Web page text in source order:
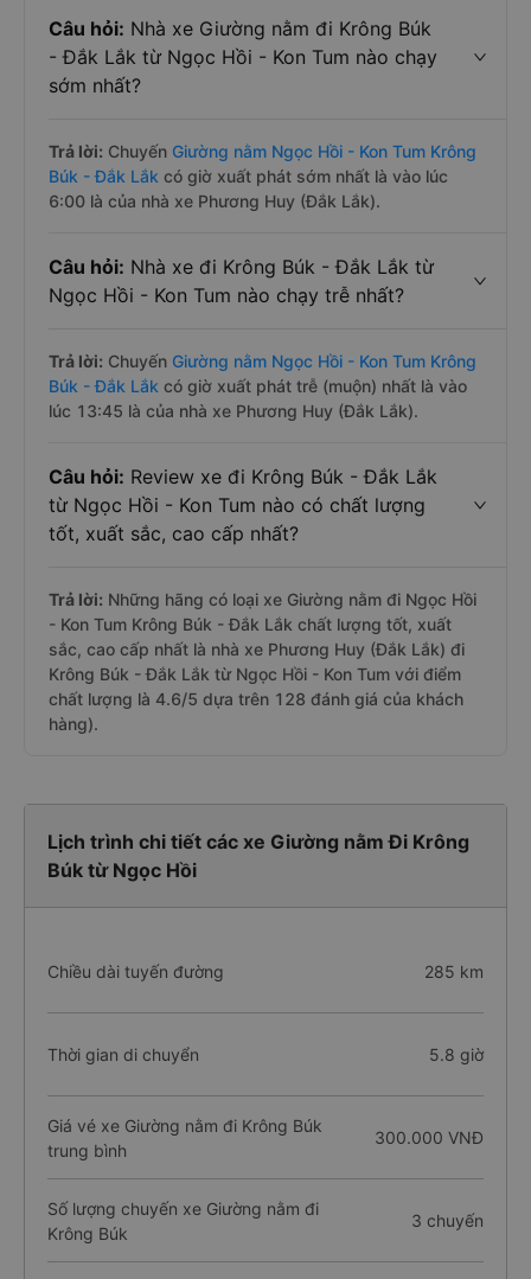
Câu hỏi: Nhà xe Giường nằm đi Krông Búk
- Đắk Lắk từ Ngọc Hồi - Kon Tum nào chạy
sớm nhất?
Trả lời: Chuyến Giường nằm Ngọc Hồi - Kon Tum Krông
Búk - Đắk Lắk có giờ xuất phát sớm nhất là vào lúc
6:00 là của nhà xe Phương Huy (Đắk Lắk).
Câu hỏi: Nhà xe đi Krông Búk - Đắk Lắk từ
Ngọc Hồi - Kon Tum nào chạy trễ nhất?
Trả lời: Chuyến Giường nằm Ngọc Hồi - Kon Tum Krông
Búk - Đắk Lắk có giờ xuất phát trễ (muộn) nhất là vào
lúc 13:45 là của nhà xe Phương Huy (Đắk Lắk).
Câu hỏi: Review xe đi Krông Búk - Đắk Lắk
từ Ngọc Hồi - Kon Tum nào có chất lượng
tốt, xuất sắc, cao cấp nhất?
Trả lời: Những hãng có loại xe Giường nằm đi Ngọc Hồi
- Kon Tum Krông Búk - Đắk Lắk chất lượng tốt, xuất
sắc, cao cấp nhất là nhà xe Phương Huy (Đắk Lắk) đi
Krông Búk - Đắk Lắk từ Ngọc Hồi - Kon Tum với điểm
chất lượng là 4.6/5 dựa trên 128 đánh giá của khách
hàng).
Lịch trình chi tiết các xe Giường nằm Đi Krông
Búk từ Ngọc Hồi
Chiều dài tuyến đường 285 km
Thời gian di chuyển 5.8 giờ
Giá vé xe Giường nằm đi Krông Búk
trung bình
300.000 VNĐ
Số lượng chuyến xe Giường nằm đi
Krông Búk
3 chuyến